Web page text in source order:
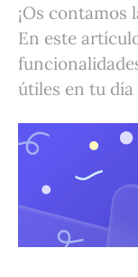
¡Os contamos
En este
útiles en tu día